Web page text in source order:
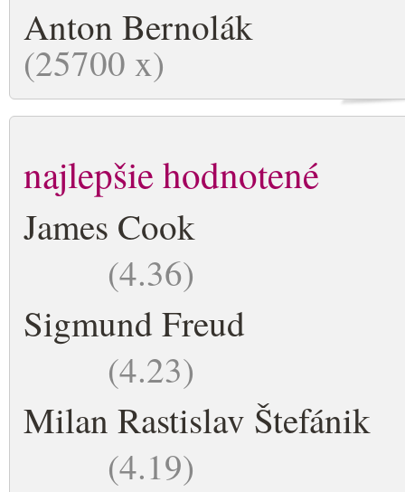
Anton Bernolák
(25700 x)
najlepšie hodnotené
James Cook
(4.36)
Sigmund Freud
(4.23)
Milan Rastislav Štefánik
(4.19)